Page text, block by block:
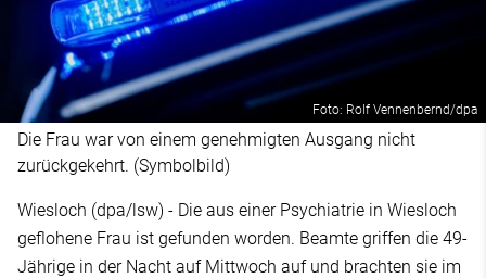
Foto: Rolf Vennenbernd/dpa
Die Frau war von einem genehmigten Ausgang nicht
zurückgekehrt. (Symbolbild)
Wiesloch (dpa/lsw) - Die aus einer Psychiatrie in Wiesloch
geflohene Frau ist gefunden worden. Beamte griffen die 49-
Jährige in der Nacht auf Mittwoch auf und brachten sie im